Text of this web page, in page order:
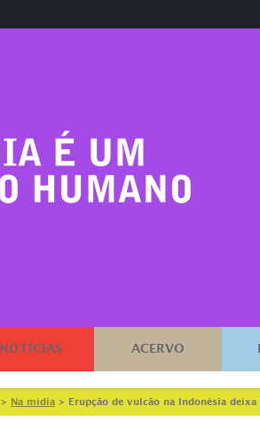
NOTÍCIAS ACERVO
> Na mídia > Erupção de vulcão na Indonésia